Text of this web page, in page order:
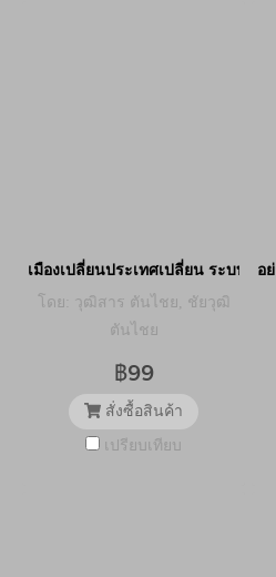
เมืองเปลี่ยนประเทศเปลี่ยน ระบบก
โดย: วุฒิสาร ตันไชย, ชัยวุฒิ
ตันไชย
฿99
สั่งซื้อสินค้า
เปรียบเทียบ
อ